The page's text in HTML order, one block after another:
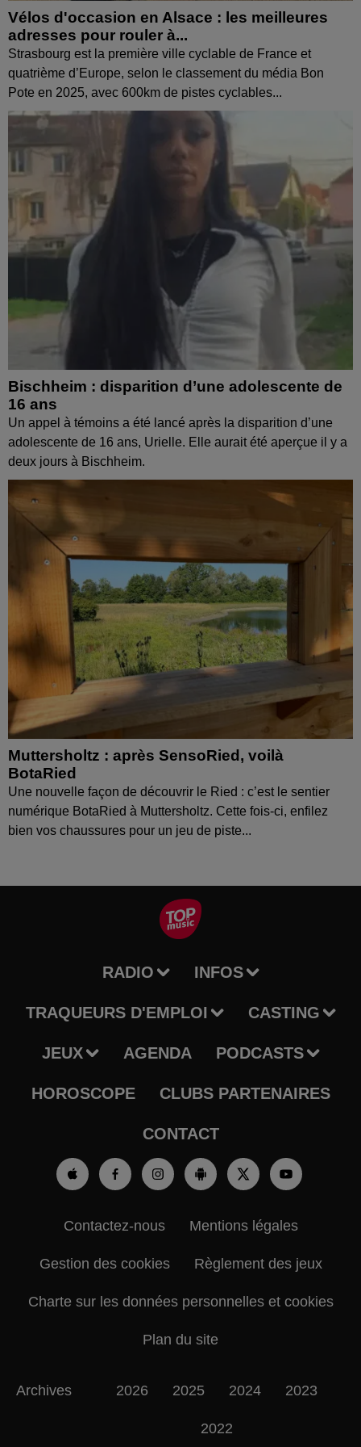
Vélos d'occasion en Alsace : les meilleures
adresses pour rouler à...
Strasbourg est la première ville cyclable de France et
quatrième d’Europe, selon le classement du média Bon
Pote en 2025, avec 600km de pistes cyclables...
Bischheim : disparition d’une adolescente de
16 ans
Un appel à témoins a été lancé après la disparition d’une
adolescente de 16 ans, Urielle. Elle aurait été aperçue il y a
deux jours à Bischheim.
Muttersholtz : après SensoRied, voilà
BotaRied
Une nouvelle façon de découvrir le Ried : c’est le sentier
numérique BotaRied à Muttersholtz. Cette fois-ci, enfilez
bien vos chaussures pour un jeu de piste...
RADIO INFOS
TRAQUEURS D'EMPLOI CASTING
JEUX AGENDA PODCASTS
HOROSCOPE CLUBS PARTENAIRES
CONTACT
Contactez-nous Mentions légales
Gestion des cookies Règlement des jeux
Charte sur les données personnelles et cookies
Plan du site
Archives 2026 2025 2024 2023
2022